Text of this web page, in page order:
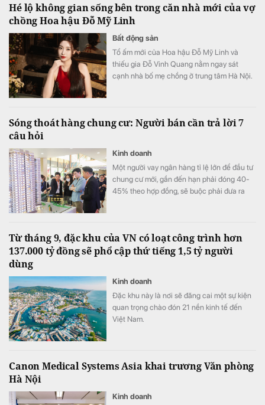
Hé lộ không gian sống bên trong căn nhà mới của vợ
chồng Hoa hậu Đỗ Mỹ Linh
Bất động sản
Tổ ấm mới của Hoa hậu Đỗ Mỹ Linh và
thiếu gia Đỗ Vinh Quang nằm ngay sát
cạnh nhà bố mẹ chồng ở trung tâm Hà Nội.
Sóng thoát hàng chung cư: Người bán cần trả lời 7
câu hỏi
Kinh doanh
Một người vay ngân hàng tỉ lệ lớn để đầu tư
chung cư mới, gần đến hạn phải đóng 40-
45% theo hợp đồng, sẽ buộc phải đưa ra
Từ tháng 9, đặc khu của VN có loạt công trình hơn
137.000 tỷ đồng sẽ phổ cập thứ tiếng 1,5 tỷ người
dùng
Kinh doanh
Đặc khu này là nơi sẽ đăng cai một sự kiện
quan trọng chào đón 21 nền kinh tế đến
Việt Nam.
Canon Medical Systems Asia khai trương Văn phòng
Hà Nội
Kinh doanh